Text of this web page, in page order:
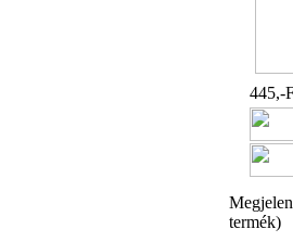
445,-
termék)